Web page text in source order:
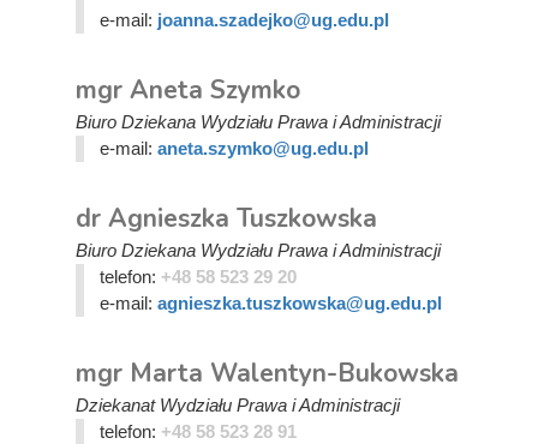
e-mail: joanna.szadejko@ug.edu.pl
mgr Aneta Szymko
Biuro Dziekana Wydziału Prawa i Administracji
e-mail: aneta.szymko@ug.edu.pl
dr Agnieszka Tuszkowska
Biuro Dziekana Wydziału Prawa i Administracji
telefon: +48 58 523 29 20
e-mail: agnieszka.tuszkowska@ug.edu.pl
mgr Marta Walentyn-Bukowska
Dziekanat Wydziału Prawa i Administracji
telefon: +48 58 523 28 91